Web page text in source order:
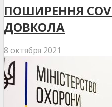
ПОШИРЕННЯ
ДОВКОЛА
8 октября 2021